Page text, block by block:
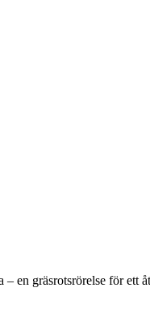
gräsrotsrörelse för